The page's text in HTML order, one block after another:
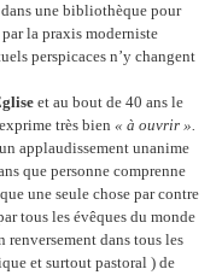
une bibliothèque pour
la praxis moderniste
perspicaces n’y changent
et au bout de 40 ans le
très bien « à ouvrir ».
applaudissement unanime
que personne comprenne
une seule chose par contre
tous les évêques du monde
dans tous les
et surtout pastoral ) de